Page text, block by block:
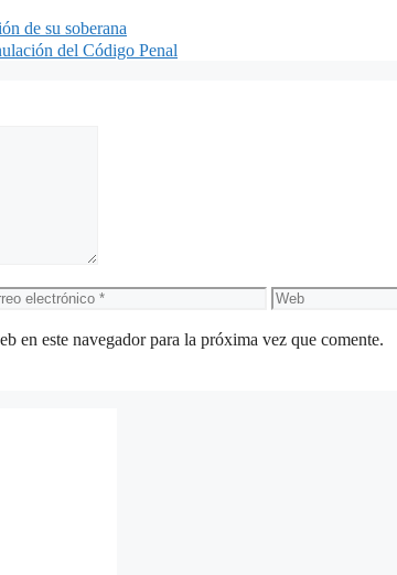
de su soberana
del Código Penal
Web
en este navegador para la próxima vez que comente.